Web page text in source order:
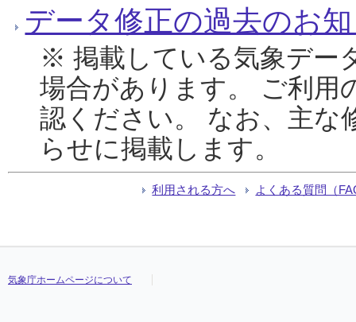
データ修正の過去のお
※ 掲載している気象デー
場合があります。 ご利用
認ください。 なお、主な
らせに掲載します。
利用される方へ よくある質問（
気象庁ホームページについて